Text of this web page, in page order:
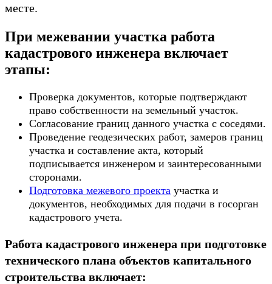
месте.
При межевании участка работа
кадастрового инженера включает
этапы:
Проверка документов, которые подтверждают
право собственности на земельный участок.
Согласование границ данного участка с соседями.
Проведение геодезических работ, замеров границ
участка и составление акта, который
подписывается инженером и заинтересованными
сторонами.
Подготовка межевого проекта участка и
документов, необходимых для подачи в госорган
кадастрового учета.
Работа кадастрового инженера при подготовке
технического плана объектов капитального
строительства включает: